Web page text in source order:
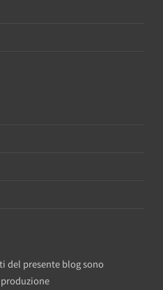
del presente blog sono